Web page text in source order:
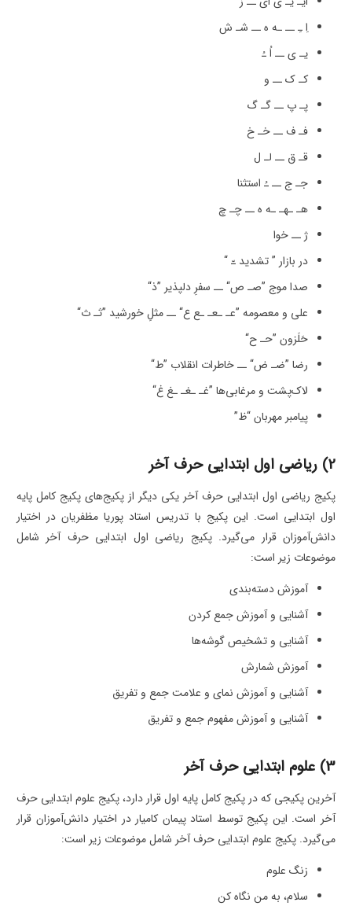
اِ ـِ ــ ـه ه ــ شـ ش
یـ ى ــ اُ ـُ
کـ ک ــ و
پـ پ ــ گـ گ
فـ ف ــ خـ خ
قـ ق ــ لـ ل
جـ ج ــ ـُ استثنا
هـ ـهـ ـه ه ــ چـ چ
ژ ــ خوا
در بازار ” تشدید ـّ “
صدا موج ”صـ ص“ ــ سفرِ دلپذیر ”ذ“
علی و معصومه ”عـ ـعـ ـع ع“ ــ مثلِ خورشید ”ثـ ث“
حَلَزون ”حـ ح“
رضا ”ضـ ض“ ــ خاطرات انقلاب ”ط“
لاک‌پشت و مرغابی‌ها ”غـ ـغـ ـغ غ“
پیامبر مهربان “ظ”
2) ریاضی اول ابتدایی حرف آخر
پکیج ریاضی اول ابتدایی حرف آخر یکی دیگر از پکیج‌های پکیج کامل پایه
اول ابتدایی است. این پکیج با تدریس استاد پوریا مظفریان در اختیار
دانش‌آموزان قرار می‌گیرد. پکیج ریاضی اول ابتدایی حرف آخر شامل
موضوعات زیر است:
آموزش دسته‌بندی
آشنایی و آموزش جمع کردن
آشنایی و تشخیص گوشه‌ها
آموزش شمارش
آشنایی و آموزش نمای و علامت جمع و تفریق
آشنایی و آموزش مفهوم جمع و تفریق
3) علوم ابتدایی حرف آخر
آخرین پکیجی که در پکیج کامل پایه اول قرار دارد، پکیج علوم ابتدایی حرف
آخر است. این پکیج توسط استاد پیمان کامیار در اختیار دانش‌آموزان قرار
می‌گیرد. پکیج علوم ابتدایی حرف آخر شامل موضوعات زیر است:
زنگ علوم
سلام، به من نگاه کن